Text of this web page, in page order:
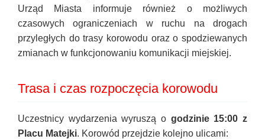
Urząd Miasta informuje również o możliwych
czasowych ograniczeniach w ruchu na drogach
przyległych do trasy korowodu oraz o spodziewanych
zmianach w funkcjonowaniu komunikacji miejskiej.
Trasa i czas rozpoczęcia korowodu
Uczestnicy wydarzenia wyruszą o godzinie 15:00 z
Placu Matejki. Korowód przejdzie kolejno ulicami: